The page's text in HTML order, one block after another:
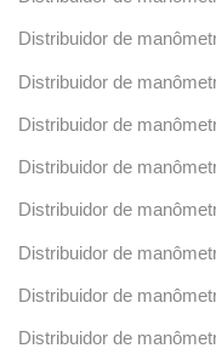
Distribuidor de
Distribuidor de
Distribuidor de
Distribuidor de
Distribuidor de
Distribuidor de
Distribuidor de
Distribuidor de